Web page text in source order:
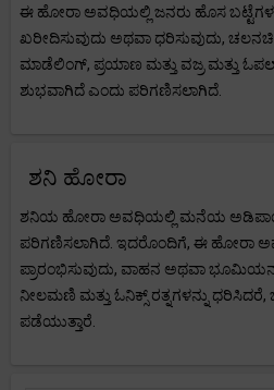
ಈ ಹೋರಾ ಅವಧಿಯಲ್ಲಿ ಜನರು ಹೊಸ
ಖರೀದಿಸುವುದು ಅಥವಾ ಧರಿಸುವುದು,
ಮಾಡೆಲಿಂಗ್, ಪ್ರಯಾಣ ಮತ್ತು ವಜ್ರ ಮತ್ತು ಓಪಲ್
ಶುಭವಾಗಿದೆ ಎಂದು ಪರಿಗಣಿಸಲಾಗಿದೆ.
ಶನಿ ಹೋರಾ
ಶನಿಯ ಹೋರಾ ಅವಧಿಯಲ್ಲಿ ಮನೆಯ
ಪರಿಗಣಿಸಲಾಗಿದೆ. ಇದರೊಂದಿಗೆ, ಈ ಹೋರಾ
ಪ್ರಾರಂಭಿಸುವುದು, ವಾಹನ ಅಥವಾ
ನೀಲಮಣಿ ಮತ್ತು ಓನಿಕ್ಸ್ ರತ್ನಗಳನ್ನು ಧರಿಸಿದರೆ,
ಪಡೆಯುತ್ತಾರೆ.